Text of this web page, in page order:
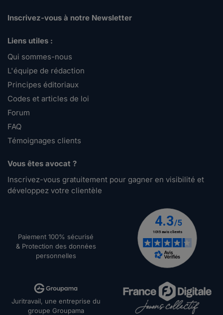
Inscrivez-vous à notre Newsletter
Liens utiles :
Qui sommes-nous
L'équipe de rédaction
Principes éditoriaux
Codes et articles de loi
Forum
FAQ
Témoignages clients
Vous êtes avocat ?
Inscrivez-vous gratuitement pour gagner en visibilité et
développez votre clientèle
Paiement 100% sécurisé
& Protection des données
personnelles
Juritravail, une entreprise du
groupe Groupama